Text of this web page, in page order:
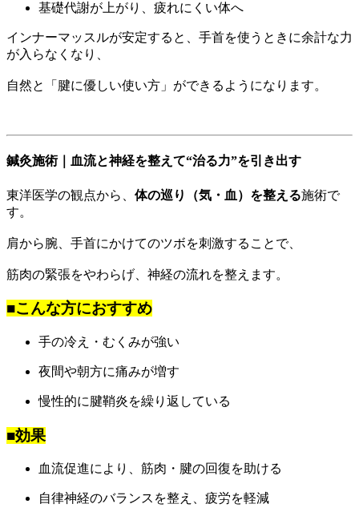
基礎代謝が上がり、疲れにくい体へ
インナーマッスルが安定すると、手首を使うときに余計な力
が入らなくなり、
自然と「腱に優しい使い方」ができるようになります。
鍼灸施術｜血流と神経を整えて“治る力”を引き出す
東洋医学の観点から、 体の巡り（気・血）を整える施術で
す。
肩から腕、手首にかけてのツボを刺激することで、
筋肉の緊張をやわらげ、神経の流れを整えます。
■こんな方におすすめ
手の冷え・むくみが強い
夜間や朝方に痛みが増す
慢性的に腱鞘炎を繰り返している
■効果
血流促進により、筋肉・腱の回復を助ける
自律神経のバランスを整え、疲労を軽減